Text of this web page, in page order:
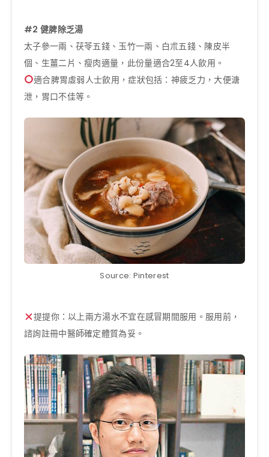
#2 健脾除乏湯
太子參一兩、茯苓五錢、玉竹一兩、白朮五錢、陳皮半
個、生薑二片、瘦肉適量，此份量適合2至4人飲用。
適合脾胃虛弱人士飲用，症狀包括：神疲乏力，大便溏
泄，胃口不佳等。
Source: Pinterest
提提你：以上兩方湯水不宜在感冒期間服用。服用前，
諮詢註冊中醫師確定體質為妥。